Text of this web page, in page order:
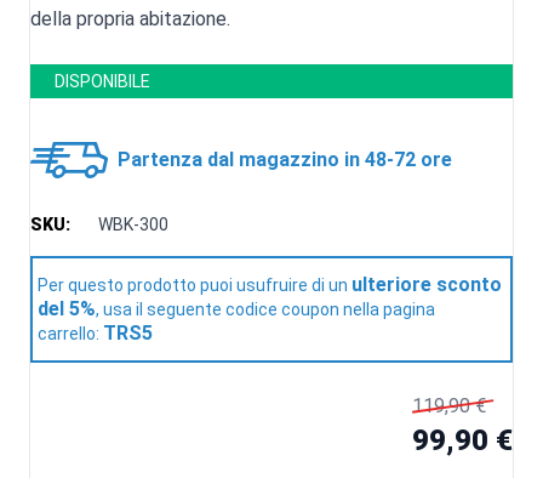
della propria abitazione.
DISPONIBILE
Partenza dal magazzino in 48-72 ore
SKU: WBK-300
Per questo prodotto puoi usufruire di un ulteriore sconto
del 5%, usa il seguente codice coupon nella pagina
carrello: TRS5
119,90 €
99,90 €